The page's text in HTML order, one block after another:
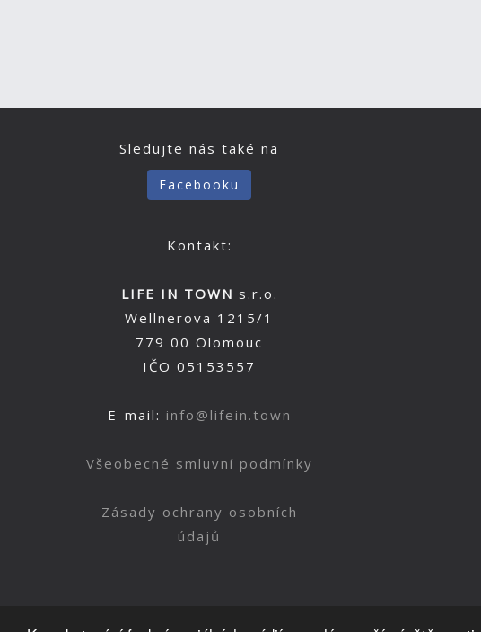
Sledujte nás také na
Facebooku
Kontakt:
LIFE IN TOWN s.r.o.
Wellnerova 1215/1
779 00 Olomouc
IČO 05153557
E-mail: info@lifein.town
Všeobecné smluvní podmínky
Zásady ochrany osobních
údajů